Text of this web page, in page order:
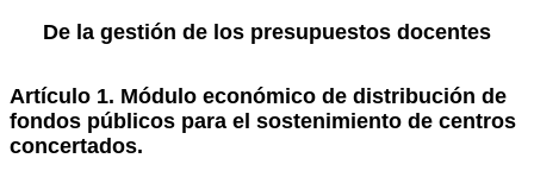
De la gestión de los presupuestos docentes
Artículo 1. Módulo económico de distribución de
fondos públicos para el sostenimiento de centros
concertados.